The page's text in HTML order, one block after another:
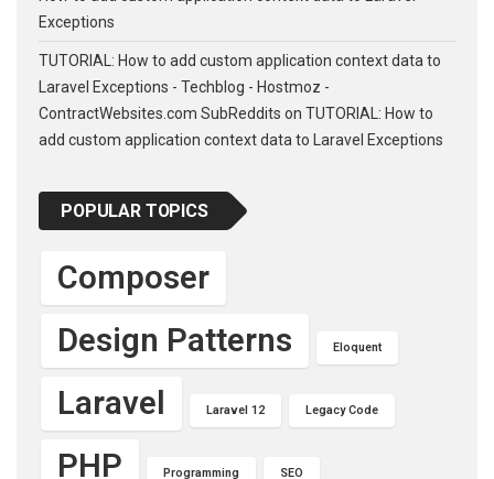
Exceptions
TUTORIAL: How to add custom application context data to
Laravel Exceptions - Techblog - Hostmoz -
ContractWebsites.com SubReddits on TUTORIAL: How to
add custom application context data to Laravel Exceptions
POPULAR TOPICS
Composer
Design Patterns
Eloquent
Laravel Laravel 12 Legacy Code
PHP Programming SEO